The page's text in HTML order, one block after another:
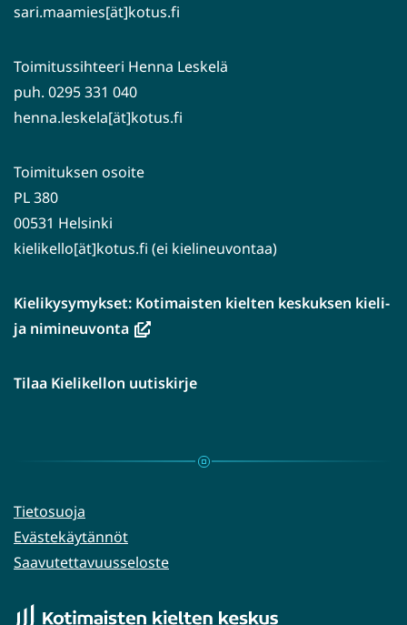
sari.maamies[ät]kotus.fi
Toimitussihteeri Henna Leskelä
puh. 0295 331 040
henna.leskela[ät]kotus.fi
Toimituksen osoite
PL 380
00531 Helsinki
kielikello[ät]kotus.fi (ei kielineuvontaa)
Kielikysymykset: Kotimaisten kielten keskuksen kieli-
ja nimineuvonta(avautuu
ikkunaan,
palveluun)
Tilaa Kielikellon uutiskirje
Tietosuoja
Evästekäytännöt
Saavutettavuusseloste